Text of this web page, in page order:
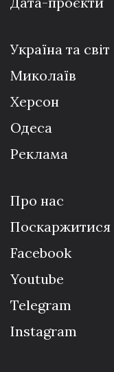
Україна та світ
Миколаїв
Херсон
Одеса
Реклама
Про нас
Поскаржитися
Facebook
Youtube
Telegram
Instagram